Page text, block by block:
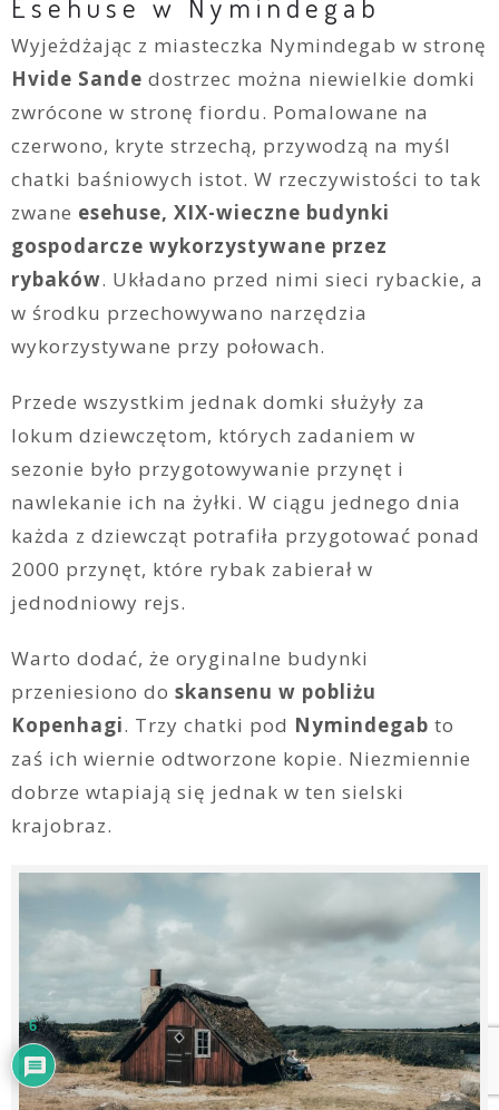
Wyjeżdżając z miasteczka Nymindegab w stronę
Hvide Sande dostrzec można niewielkie domki
zwrócone w stronę fiordu. Pomalowane na
czerwono, kryte strzechą, przywodzą na myśl
chatki baśniowych istot. W rzeczywistości to tak
zwane esehuse, XIX-wieczne budynki
gospodarcze wykorzystywane przez
rybaków. Układano przed nimi sieci rybackie, a
w środku przechowywano narzędzia
wykorzystywane przy połowach.
Przede wszystkim jednak domki służyły za
lokum dziewczętom, których zadaniem w
sezonie było przygotowywanie przynęt i
nawlekanie ich na żyłki. W ciągu jednego dnia
każda z dziewcząt potrafiła przygotować ponad
2000 przynęt, które rybak zabierał w
jednodniowy rejs.
Warto dodać, że oryginalne budynki
przeniesiono do skansenu w pobliżu
Kopenhagi. Trzy chatki pod Nymindegab to
zaś ich wiernie odtworzone kopie. Niezmiennie
dobrze wtapiają się jednak w ten sielski
krajobraz.
6